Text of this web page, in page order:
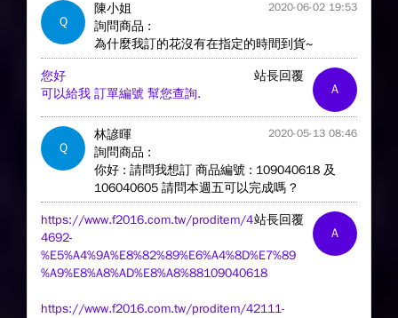
Q
陳小姐 2020-06-02 19:53
詢問商品 :
為什麼我訂的花沒有在指定的時間到貨~
A
站長回覆
您好
可以給我 訂單編號 幫您查詢.
Q
林諺暉 2020-05-13 08:46
詢問商品 :
你好 : 請問我想訂 商品編號 : 109040618 及
106040605 請問本週五可以完成嗎 ?
A
站長回覆
https://www.f2016.com.tw/proditem/4
4692-
%E5%A4%9A%E8%82%89%E6%A4%8D%E7%89
%A9%E8%A8%AD%E8%A8%88109040618
https://www.f2016.com.tw/proditem/42111-